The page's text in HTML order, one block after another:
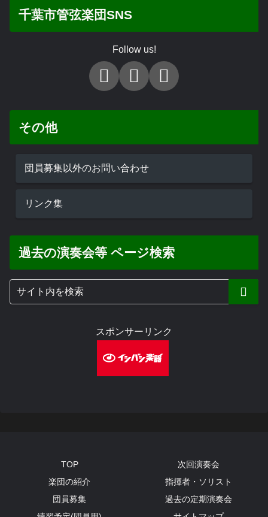
千葉市管弦楽団SNS
Follow us!
その他
団員募集以外のお問い合わせ
リンク集
過去の演奏会等 ページ検索
スポンサーリンク
TOP
次回演奏会
楽団の紹介
指揮者・ソリスト
団員募集
過去の定期演奏会